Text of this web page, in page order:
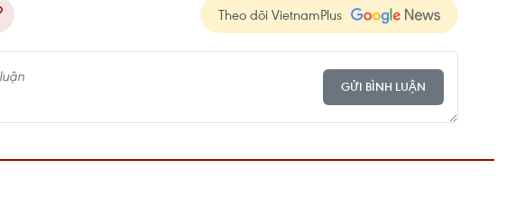
Theo dõi VietnamPlus
GỬI BÌNH LUẬN